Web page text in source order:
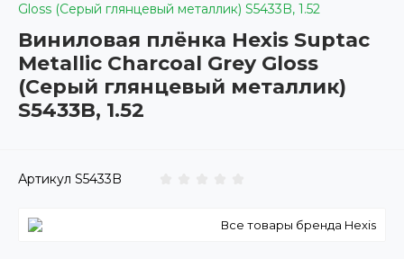
Gloss (Серый глянцевый металлик) S5433B, 1.52
Виниловая плёнка Hexis Suptac
Metallic Charcoal Grey Gloss
(Серый глянцевый металлик)
S5433B, 1.52
Артикул S5433B
Все товары бренда Hexis